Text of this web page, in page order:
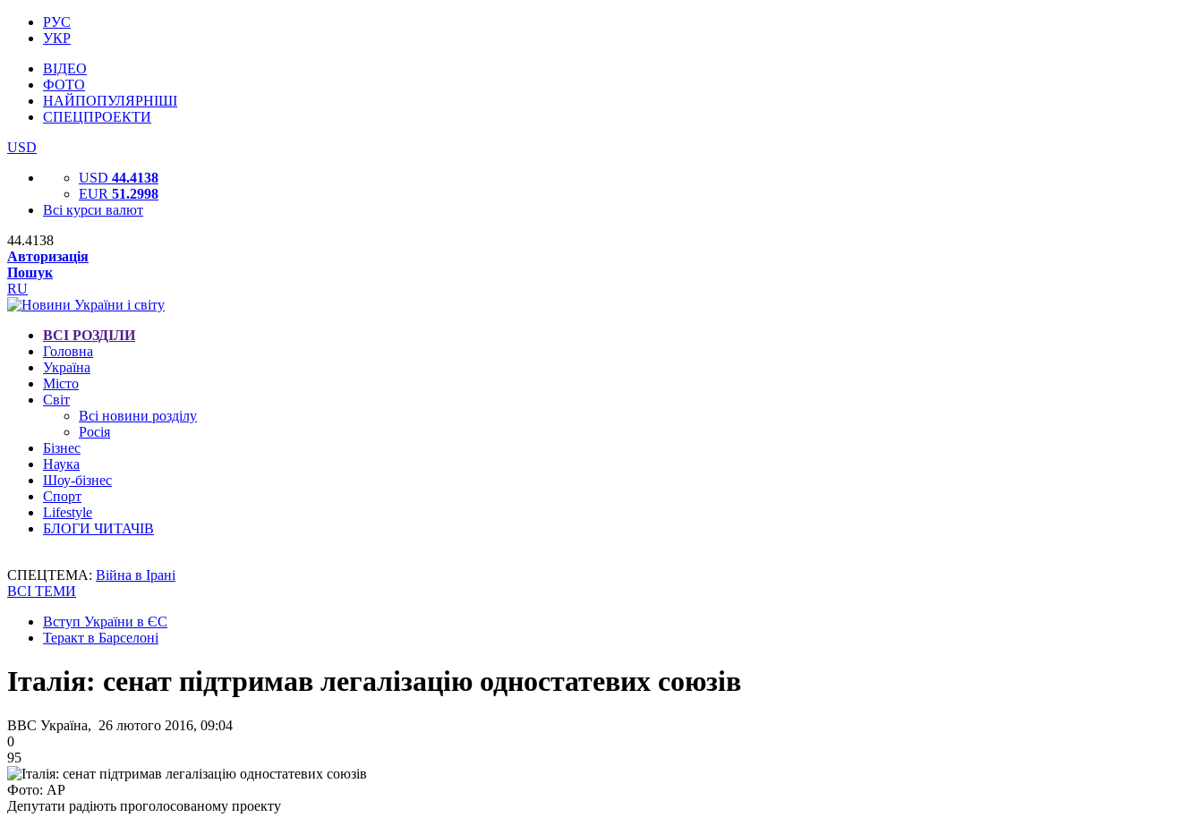
РУС
УКР
ВІДЕО
ФОТО
НАЙПОПУЛЯРНІШІ
СПЕЦПРОЕКТИ
USD
USD 44.4138
EUR 51.2998
Всі курси валют
44.4138
Авторизація
Пошук
RU
ВСІ РОЗДІЛИ
Головна
Україна
Місто
Світ
Всі новини розділу
Росія
Бізнес
Наука
Шоу-бізнес
Спорт
Lifestyle
БЛОГИ ЧИТАЧІВ
СПЕЦТЕМА: Війна в Ірані
ВСІ ТЕМИ
Вступ України в ЄС
Теракт в Барселоні
Італія: сенат підтримав легалізацію одностатевих союзів
BBC Україна, 26 лютого 2016, 09:04
0
95
Фото: АР
Депутати радіють проголосованому проекту